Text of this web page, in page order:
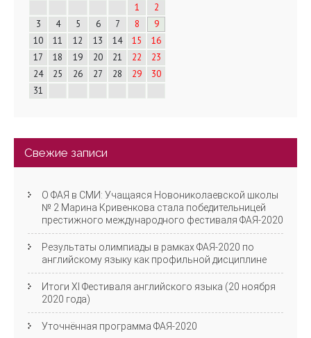
1
2
3
4 5 6 7 8
9
10
11 12 13 14 15
16
17
18 19 20 21 22
23
24
25 26 27 28 29
30
31
Свежие записи
О ФАЯ в СМИ: Учащаяся Новониколаевской школы
№ 2 Марина Кривенкова стала победительницей
престижного международного фестиваля ФАЯ-2020
Результаты олимпиады в рамках ФАЯ-2020 по
английскому языку как профильной дисциплине
Итоги XI Фестиваля английского языка (20 ноября
2020 года)
Уточнённая программа ФАЯ-2020